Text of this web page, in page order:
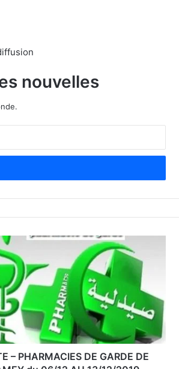
nouvelles
– PHARMACIES DE GARDE DE